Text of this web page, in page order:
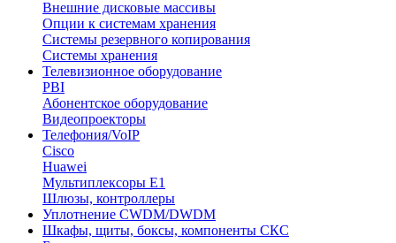
Внешние дисковые массивы
Опции к системам хранения
Системы резервного копирования
Системы хранения
Телевизионное оборудование
PBI
Абонентское оборудование
Видеопроекторы
Телефония/VoIP
Cisco
Huawei
Мультиплексоры E1
Шлюзы, контроллеры
Уплотнение CWDM/DWDM
Шкафы, щиты, боксы, компоненты СКС